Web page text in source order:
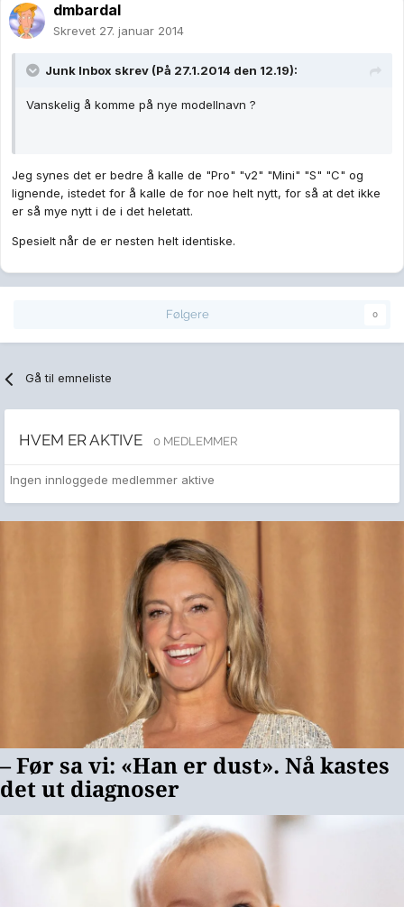
dmbardal
Skrevet 27. januar 2014
Junk Inbox skrev (På 27.1.2014 den 12.19):
Vanskelig å komme på nye modellnavn ?
Jeg synes det er bedre å kalle de "Pro" "v2" "Mini" "S" "C" og
lignende, istedet for å kalle de for noe helt nytt, for så at det ikke
er så mye nytt i de i det heletatt.
Spesielt når de er nesten helt identiske.
Følgere 0
Gå til emneliste
HVEM ER AKTIVE 0 MEDLEMMER
Ingen innloggede medlemmer aktive